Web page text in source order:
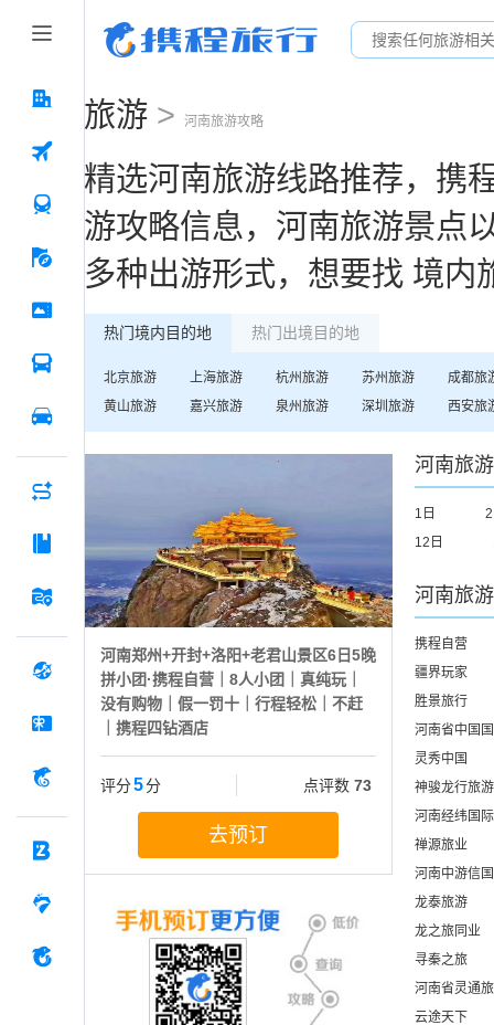
旅游 > 河南旅游攻略
精选河南旅游线路推荐，携
游攻略信息， 河南旅游景点
多种出游形式，想要找 境内
热门境内目的地 热门出境目的地
北京旅游 上海旅游 杭州旅游 苏州旅游 成都旅
黄山旅游 嘉兴旅游 泉州旅游 深圳 旅游 西安旅
河南郑州+开封+洛阳+老君山景区6日5晚
拼小团·携程自营｜8人小团｜真纯玩｜
没有购物｜假一罚十｜行程轻松｜不赶
｜携程四钻酒店
评分5分 点评数 73
去预订
河南旅
1日
12日
河南旅
携程自营
疆界玩家
胜景旅行
河南省中国
灵秀中国
神骏龙行旅游
河南经纬国
禅源旅业
河南中游信
龙泰旅游
龙之旅同业
寻秦之旅
河南省灵通
云途天下